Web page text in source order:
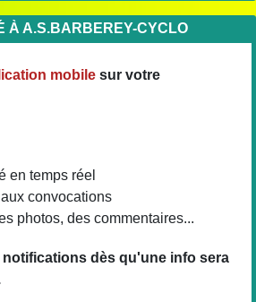
À A.S.BARBEREY-CYCLO
mobile sur votre
en temps réel
convocations
photos, des commentaires...
notifications dès qu'une info sera